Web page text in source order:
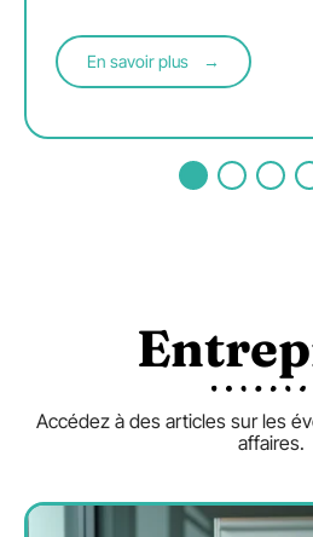
En savoir plus
Accédez à des articles sur les
affaires.